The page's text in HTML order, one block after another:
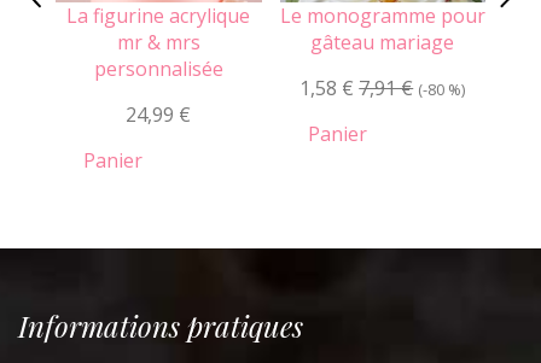
La figurine acrylique
mr & mrs
personnalisée
24,99 €
Panier
Le monogramme pour
gâteau mariage
1,58 € 7,91 € (-80 %)
Panier
Informations pratiques